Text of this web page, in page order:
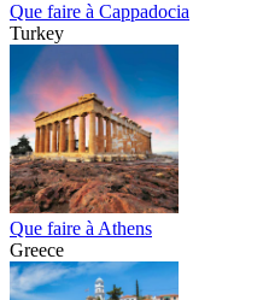
Que faire à Cappadocia
Turkey
Que faire à Athens
Greece